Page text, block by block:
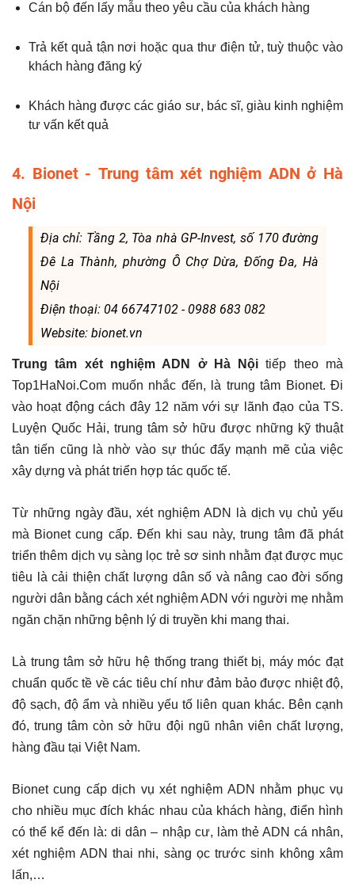
Cán bộ đến lấy mẫu theo yêu cầu của khách hàng
Trả kết quả tận nơi hoặc qua thư điện tử, tuỳ thuộc vào
khách hàng đăng ký
Khách hàng được các giáo sư, bác sĩ, giàu kinh nghiệm
tư vấn kết quả
4. Bionet - Trung tâm xét nghiệm ADN ở Hà
Nội
Địa chỉ: Tầng 2, Tòa nhà GP-Invest, số 170 đường
Đê La Thành, phường Ô Chợ Dừa, Đống Đa, Hà
Nội
Điện thoại: 04 66747102 - 0988 683 082
Website: bionet.vn
Trung tâm xét nghiệm ADN ở Hà Nội tiếp theo mà
Top1HaNoi.Com muốn nhắc đến, là trung tâm Bionet. Đi
vào hoạt động cách đây 12 năm với sự lãnh đạo của TS.
Luyện Quốc Hải, trung tâm sở hữu được những kỹ thuật
tân tiến cũng là nhờ vào sự thúc đẩy mạnh mẽ của việc
xây dựng và phát triển hợp tác quốc tế.
Từ những ngày đầu, xét nghiệm ADN là dịch vụ chủ yếu
mà Bionet cung cấp. Đến khi sau này, trung tâm đã phát
triển thêm dịch vụ sàng lọc trẻ sơ sinh nhằm đạt được mục
tiêu là cải thiện chất lượng dân số và nâng cao đời sống
người dân bằng cách xét nghiệm ADN với người mẹ nhằm
ngăn chặn những bệnh lý di truyền khi mang thai.
Là trung tâm sở hữu hệ thống trang thiết bị, máy móc đạt
chuẩn quốc tề về các tiêu chí như đảm bảo được nhiệt độ,
độ sạch, độ ẩm và nhiều yếu tố liên quan khác. Bên cạnh
đó, trung tâm còn sở hữu đội ngũ nhân viên chất lượng,
hàng đầu tại Việt Nam.
Bionet cung cấp dịch vụ xét nghiệm ADN nhằm phục vụ
cho nhiều mục đích khác nhau của khách hàng, điển hình
có thể kể đến là: di dân – nhập cư, làm thẻ ADN cá nhân,
xét nghiệm ADN thai nhi, sàng ọc trước sinh không xâm
lấn,…